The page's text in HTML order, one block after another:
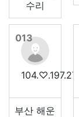
수리
013
104.♡.197.27
부산 해운